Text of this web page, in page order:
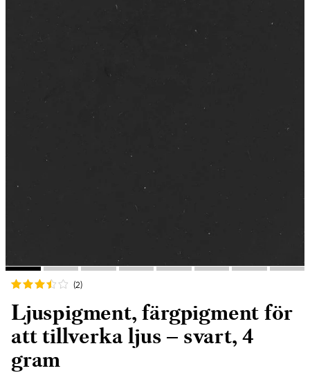
(2)
Ljuspigment, färgpigment för
att tillverka ljus – svart, 4
gram